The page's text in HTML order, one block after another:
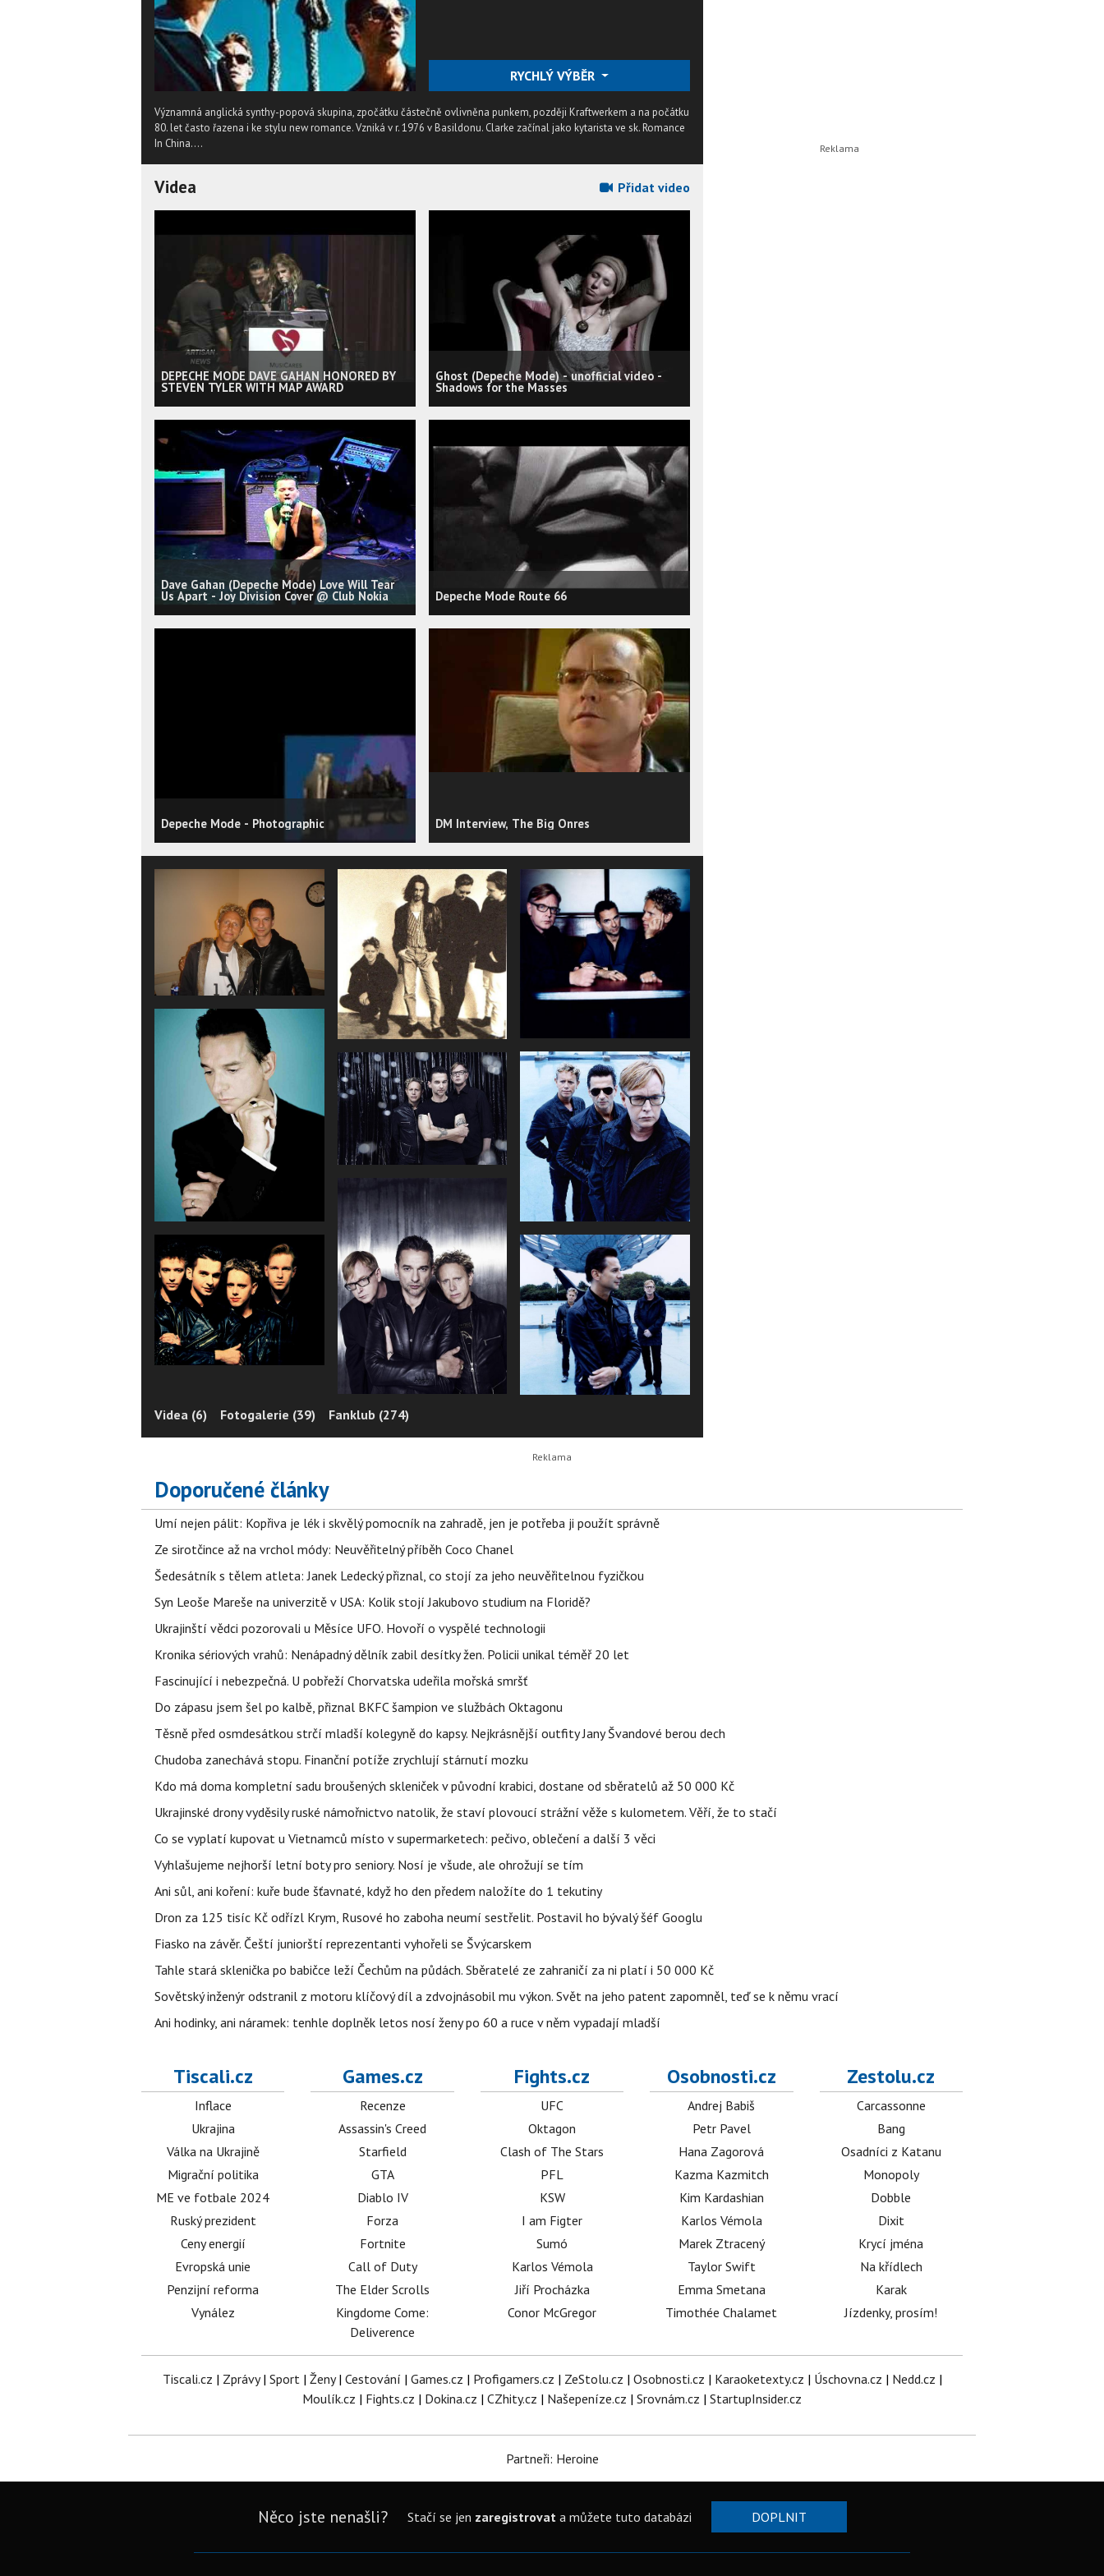
RYCHLÝ VÝBĚR
Významná anglická synthy-popová skupina, zpočátku částečně ovlivněna punkem, později Kraftwerkem a na počátku
80. let často řazena i ke stylu new romance. Vzniká v r. 1976 v Basildonu. Clarke začínal jako kytarista ve sk. Romance
In China....
Videa Přidat video
DEPECHE MODE DAVE GAHAN HONORED BY
STEVEN TYLER WITH MAP AWARD
Ghost (Depeche Mode) - unofficial video -
Shadows for the Masses
Dave Gahan (Depeche Mode) Love Will Tear
Us Apart - Joy Division Cover @ Club Nokia Depeche Mode Route 66
Depeche Mode - Photographic DM Interview, The Big Onres
Videa (6) Fotogalerie (39) Fanklub (274)
Doporučené články
Umí nejen pálit: Kopřiva je lék i skvělý pomocník na zahradě, jen je potřeba ji použít správně
Ze sirotčince až na vrchol módy: Neuvěřitelný příběh Coco Chanel
Šedesátník s tělem atleta: Janek Ledecký přiznal, co stojí za jeho neuvěřitelnou fyzičkou
Syn Leoše Mareše na univerzitě v USA: Kolik stojí Jakubovo studium na Floridě?
Ukrajinští vědci pozorovali u Měsíce UFO. Hovoří o vyspělé technologii
Kronika sériových vrahů: Nenápadný dělník zabil desítky žen. Policii unikal téměř 20 let
Fascinující i nebezpečná. U pobřeží Chorvatska udeřila mořská smršť
Do zápasu jsem šel po kalbě, přiznal BKFC šampion ve službách Oktagonu
Těsně před osmdesátkou strčí mladší kolegyně do kapsy. Nejkrásnější outfity Jany Švandové berou dech
Chudoba zanechává stopu. Finanční potíže zrychlují stárnutí mozku
Kdo má doma kompletní sadu broušených skleniček v původní krabici, dostane od sběratelů až 50 000 Kč
Ukrajinské drony vyděsily ruské námořnictvo natolik, že staví plovoucí strážní věže s kulometem. Věří, že to stačí
Co se vyplatí kupovat u Vietnamců místo v supermarketech: pečivo, oblečení a další 3 věci
Vyhlašujeme nejhorší letní boty pro seniory. Nosí je všude, ale ohrožují se tím
Ani sůl, ani koření: kuře bude šťavnaté, když ho den předem naložíte do 1 tekutiny
Dron za 125 tisíc Kč odřízl Krym, Rusové ho zaboha neumí sestřelit. Postavil ho bývalý šéf Googlu
Fiasko na závěr. Čeští juniorští reprezentanti vyhořeli se Švýcarskem
Tahle stará sklenička po babičce leží Čechům na půdách. Sběratelé ze zahraničí za ni platí i 50 000 Kč
Sovětský inženýr odstranil z motoru klíčový díl a zdvojnásobil mu výkon. Svět na jeho patent zapomněl, teď se k němu vrací
Ani hodinky, ani náramek: tenhle doplněk letos nosí ženy po 60 a ruce v něm vypadají mladší
Tiscali.cz
Inflace
Ukrajina
Válka na Ukrajině
Migrační politika
ME ve fotbale 2024
Ruský prezident
Ceny energií
Evropská unie
Penzijní reforma
Vynález
Games.cz
Recenze
Assassin's Creed
Starfield
GTA
Diablo IV
Forza
Fortnite
Call of Duty
The Elder Scrolls
Kingdome Come:
Deliverence
Fights.cz
UFC
Oktagon
Clash of The Stars
PFL
KSW
I am Figter
Sumó
Karlos Vémola
Jiří Procházka
Conor McGregor
Osobnosti.cz
Andrej Babiš
Petr Pavel
Hana Zagorová
Kazma Kazmitch
Kim Kardashian
Karlos Vémola
Marek Ztracený
Taylor Swift
Emma Smetana
Timothée Chalamet
Zestolu.cz
Carcassonne
Bang
Osadníci z Katanu
Monopoly
Dobble
Dixit
Krycí jména
Na křídlech
Karak
Jízdenky, prosím!
Tiscali.cz | Zprávy| Sport| Ženy| Cestování | Games.cz | Profigamers.cz | ZeStolu.cz | Osobnosti.cz | Karaoketexty.cz | Úschovna.cz | Nedd.cz |
Moulík.cz | Fights.cz | Dokina.cz | CZhity.cz | Našepeníze.cz | Srovnám.cz | StartupInsider.cz
Partneři: Heroine
Něco jste nenašli? Stačí se jen zaregistrovata můžete tuto databázi DOPLNIT